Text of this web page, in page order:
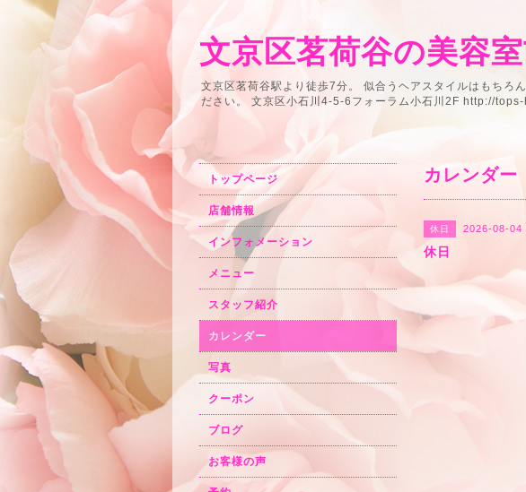
文京区茗荷谷の美容
文京区茗荷谷駅より徒歩7分。 似合うヘアスタイルはもちろ
ださい。 文京区小石川4-5-6フォーラム小石川2F http://
カレンダー
休日 2026-08-04
休日
トップページ
店舗情報
インフォメーション
メニュー
スタッフ紹介
カレンダー
写真
クーポン
ブログ
お客様の声